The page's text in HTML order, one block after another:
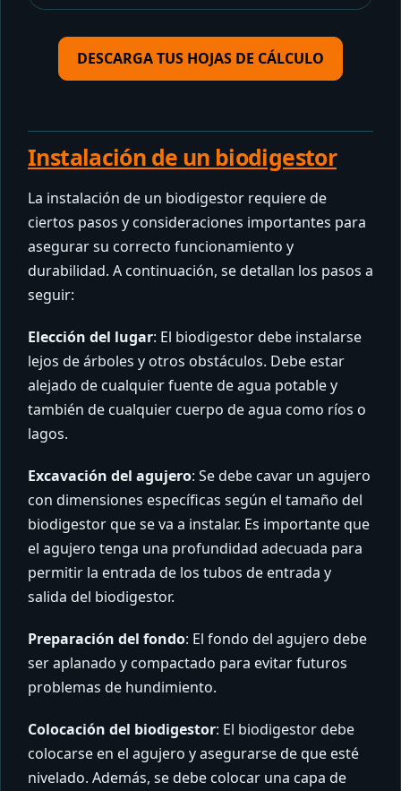
DESCARGA TUS HOJAS DE CÁLCULO
Instalación de un biodigestor
La instalación de un biodigestor requiere de
ciertos pasos y consideraciones importantes para
asegurar su correcto funcionamiento y
durabilidad. A continuación, se detallan los pasos a
seguir:
Elección del lugar: El biodigestor debe instalarse
lejos de árboles y otros obstáculos. Debe estar
alejado de cualquier fuente de agua potable y
también de cualquier cuerpo de agua como ríos o
lagos.
Excavación del agujero: Se debe cavar un agujero
con dimensiones específicas según el tamaño del
biodigestor que se va a instalar. Es importante que
el agujero tenga una profundidad adecuada para
permitir la entrada de los tubos de entrada y
salida del biodigestor.
Preparación del fondo: El fondo del agujero debe
ser aplanado y compactado para evitar futuros
problemas de hundimiento.
Colocación del biodigestor: El biodigestor debe
colocarse en el agujero y asegurarse de que esté
nivelado. Además, se debe colocar una capa de